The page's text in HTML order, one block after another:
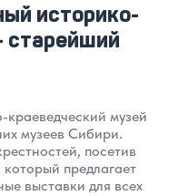
историко-
старейший
музей
музеев Сибири.
посетив
предлагает
выставки для всех